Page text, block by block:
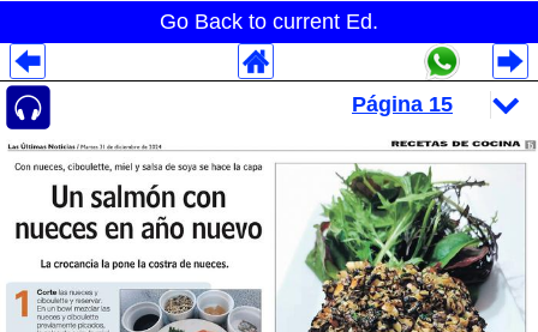
Go Back to current Ed.
Despliegues Analytics
Despliegues Totales
Despliegues por Rubros